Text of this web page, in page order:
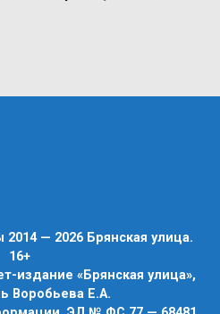
— 2026 Брянская улица.
16+
издание «Брянская улица»,
Воробьева Е.А.